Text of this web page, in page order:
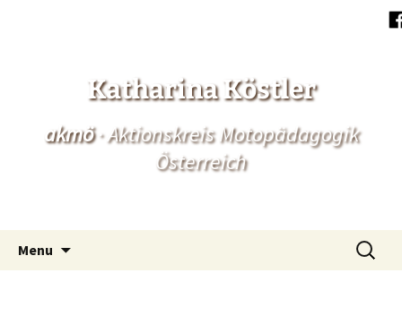
Katharina Köstler
akmö· Aktionskreis Motopädagogik
Österreich
Menu
Skip
to
nach: